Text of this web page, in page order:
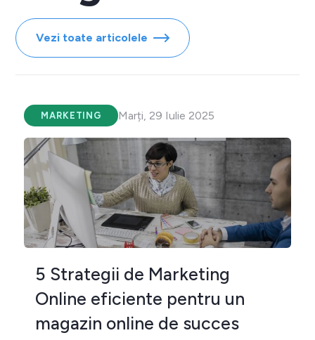
Vezi toate articolele
MARKETING Marți, 29 Iulie 2025
5 Strategii de Marketing
Online eficiente pentru un
magazin online de succes